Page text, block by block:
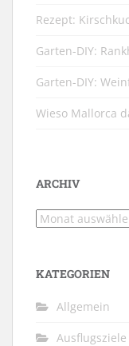
Rezept:
Garten-DIY:
Garten-DIY:
Wieso Mallorca
ARCHIV
Archiv
KATEGORIEN
Allgemein